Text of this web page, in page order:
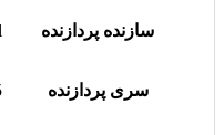
سازنده پردازنده
سری پردازنده